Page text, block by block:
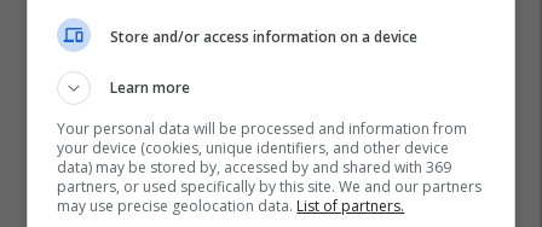
Store and/or access information on a device
Learn more
Your personal data will be processed and information from
your device (cookies, unique identifiers, and other device
data) may be stored by, accessed by and shared with 369
partners, or used specifically by this site. We and our partners
may use precise geolocation data. List of partners.